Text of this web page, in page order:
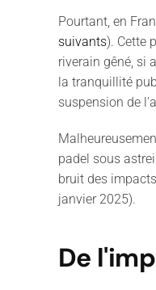
Pourtant, en
suivants). Cette
riverain gêné, si
la tranquillité
suspension de
padel sous
bruit des
janvier 2025).
De